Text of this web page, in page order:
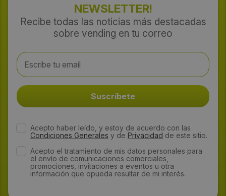
NEWSLETTER!
Recibe todas las noticias más destacadas
sobre vending en tu correo
Acepto haber leído, y estoy de acuerdo con las
Condiciones Generales y de Privacidad de este sitio.
Acepto el tratamiento de mis datos personales para
el envío de comunicaciones comerciales,
promociones, invitaciones a eventos u otra
información que opueda resultar de mi interés.